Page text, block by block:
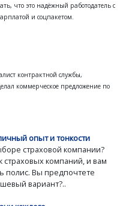
что это надёжный работодатель с
и соцпакетом.
контрактной службы,
коммерческое предложение по
опыт и тонкости
страховой компании?
страховых компаний, и вам
полис. Вы предпочтете
вариант?..